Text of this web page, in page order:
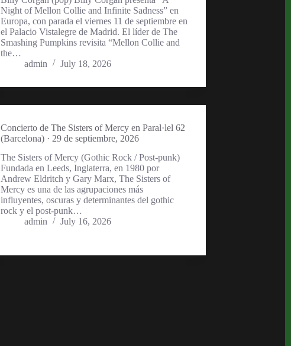
Night of Mellon Collie and Infinite Sadness” en
Europa, con parada el viernes 11 de septiembre en
el Palacio Vistalegre de Madrid. El líder de The
Smashing Pumpkins revisita “Mellon Collie and
the…
admin
July 18, 2026
Concierto de The Sisters of Mercy en Paral·lel 62
(Barcelona) · 29 de septiembre, 2026
The Sisters of Mercy (Gothic Rock / Post-punk)
Fundada en Leeds, Inglaterra, en 1980 por
Andrew Eldritch y Gary Marx, The Sisters of
Mercy es una de las agrupaciones más
influyentes, oscuras y determinantes del gothic
rock y el post-punk…
admin
July 16, 2026